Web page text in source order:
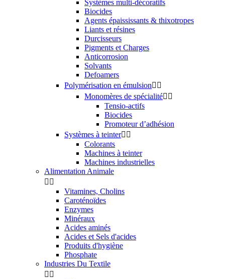
Systèmes multi-décoratifs
Biocides
Agents épaississants & thixotropes
Liants et résines
Durcisseurs
Pigments et Charges
Anticorrosion
Solvants
Defoamers
Polymérisation en émulsion 
Monomères de spécialité 
Tensio-actifs
Biocides
Promoteur d’adhésion
Systèmes à teinter 
Colorants
Machines à teinter
Machines industrielles
Alimentation Animale
 
Vitamines, Cholins
Caroténoïdes
Enzymes
Minéraux
Acides aminés
Acides et Sels d'acides
Produits d'hygiène
Phosphate
Industries Du Textile
 